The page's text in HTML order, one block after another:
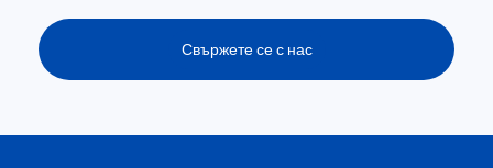
Свържете се с нас